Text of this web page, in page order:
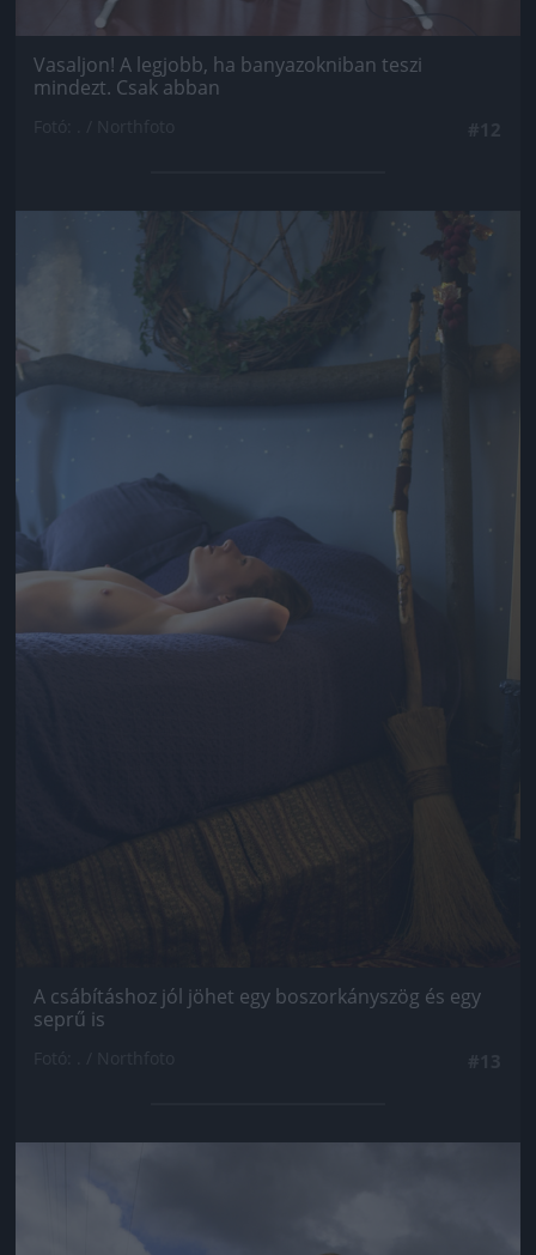
Vasaljon! A legjobb, ha banyazokniban teszi
mindezt. Csak abban
Jön még kép!
A csábításhoz jól jöhet egy boszorkányszög és egy
seprű is